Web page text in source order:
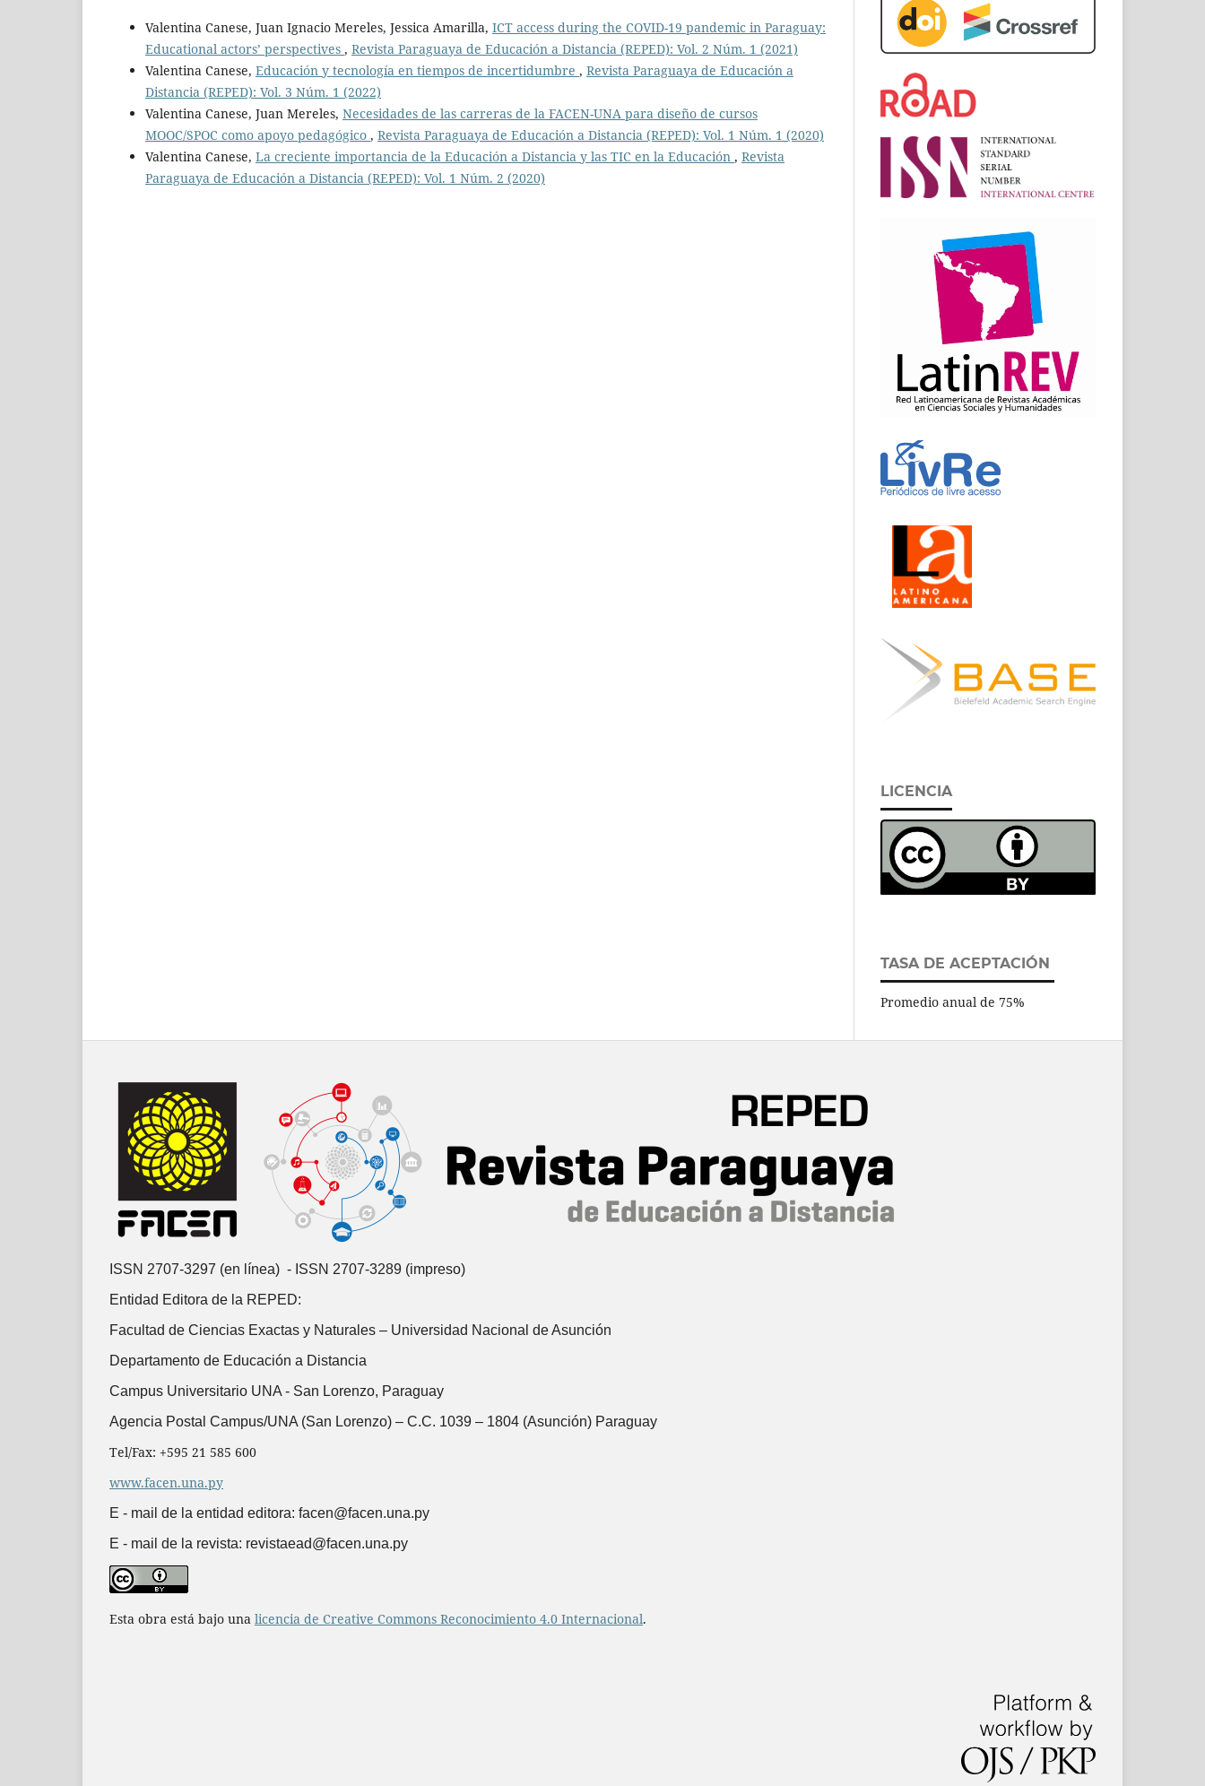
Valentina Canese, Juan Ignacio Mereles, Jessica Amarilla, ICT access during the COVID-19 pandemic in Paraguay:
Educational actors’ perspectives , Revista Paraguaya de Educación a Distancia (REPED): Vol. 2 Núm. 1 (2021)
Valentina Canese, Educación y tecnología en tiempos de incertidumbre , Revista Paraguaya de Educación a
Distancia (REPED): Vol. 3 Núm. 1 (2022)
Valentina Canese, Juan Mereles, Necesidades de las carreras de la FACEN-UNA para diseño de cursos
MOOC/SPOC como apoyo pedagógico , Revista Paraguaya de Educación a Distancia (REPED): Vol. 1 Núm. 1 (2020)
Valentina Canese, La creciente importancia de la Educación a Distancia y las TIC en la Educación , Revista
Paraguaya de Educación a Distancia (REPED): Vol. 1 Núm. 2 (2020)
LICENCIA
TASA DE ACEPTACIÓN
Promedio anual de 75%
ISSN 2707-3297 (en línea) - ISSN 2707-3289 (impreso)
Entidad Editora de la REPED:
Facultad de Ciencias Exactas y Naturales – Universidad Nacional de Asunción
Departamento de Educación a Distancia
Campus Universitario UNA - San Lorenzo, Paraguay
Agencia Postal Campus/UNA (San Lorenzo) – C.C. 1039 – 1804 (Asunción) Paraguay
Tel/Fax: +595 21 585 600
www.facen.una.py
E - mail de la entidad editora: facen@facen.una.py
E - mail de la revista: revistaead@facen.una.py
Esta obra está bajo una licencia de Creative Commons Reconocimiento 4.0 Internacional.